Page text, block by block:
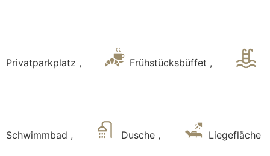
Privatparkplatz , Frühstücksbüffet ,
Schwimmbad , Dusche , Liegefläche